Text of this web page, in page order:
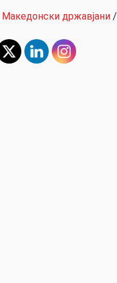
Македонски државјани /